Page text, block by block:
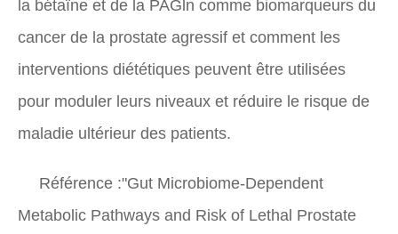
la bétaïne et de la PAGln comme biomarqueurs du
cancer de la prostate agressif et comment les
interventions diététiques peuvent être utilisées
pour moduler leurs niveaux et réduire le risque de
maladie ultérieur des patients.
Référence :"Gut Microbiome-Dependent
Metabolic Pathways and Risk of Lethal Prostate